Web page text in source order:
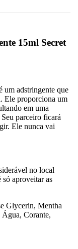
15ml Secret
um adstringente que
Ele proporciona um
em uma
parceiro ficará
Ele nunca vai
no local
só aproveitar as
Glycerin, Mentha
Corante,